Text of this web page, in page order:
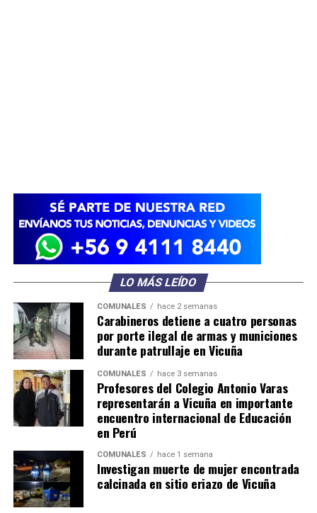
LO MÁS LEÍDO
COMUNALES hace 2 semanas
Carabineros detiene a cuatro personas
por porte ilegal de armas y municiones
durante patrullaje en Vicuña
COMUNALES hace 3 semanas
Profesores del Colegio Antonio Varas
representarán a Vicuña en importante
encuentro internacional de Educación
en Perú
COMUNALES hace 1 semana
Investigan muerte de mujer encontrada
calcinada en sitio eriazo de Vicuña